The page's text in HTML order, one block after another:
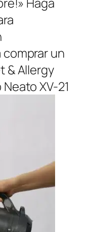
un
& Allergy
XV-21